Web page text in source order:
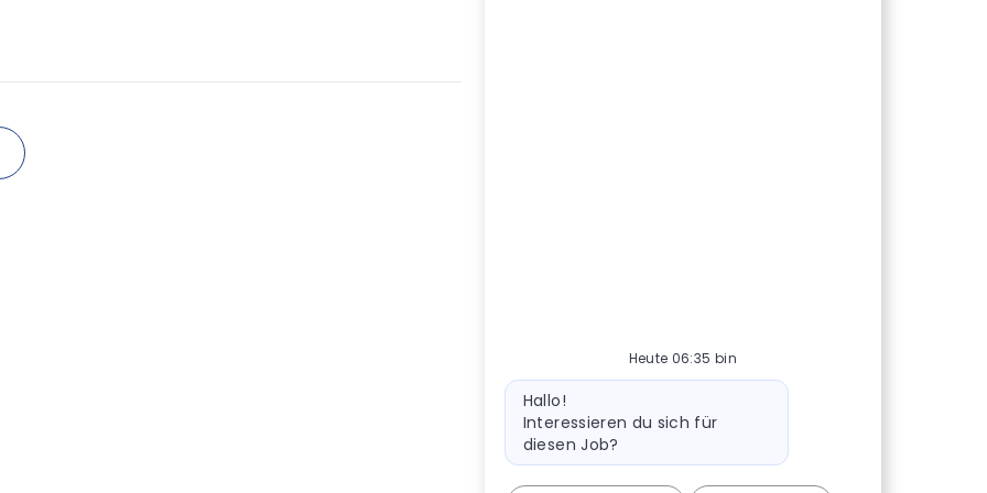
Heute 06:35 bin
Bot-Nachricht
Hallo!
Interessieren du sich für
diesen Job?